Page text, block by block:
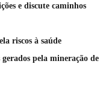
e discute caminhos
riscos à saúde
pela mineração de